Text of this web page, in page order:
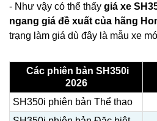
- Như vậy có thể thấy giá xe
ngang giá đề xuất của hãng
trạng làm giá dù đây là mẫu xe
Các phiên bản SH350i
2026
SH350i phiên bản Thể thao